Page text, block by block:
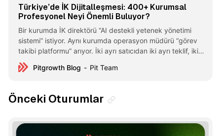
Türkiye’de İK Dijitalleşmesi: 400+ Kurumsal
Profesyonel Neyi Önemli Buluyor?
Bir kurumda İK direktörü “AI destekli yetenek yönetimi
sistemi” istiyor. Aynı kurumda operasyon müdürü “görev
takibi platformu” arıyor. İki ayrı satıcıdan iki ayrı teklif, iki
ayrı bütçe, iki ayrı pilot uygulama. Bu manzara Türkiye’de
bir istisna değil. 400+ kurumsal profesyonelin verisinde bu
Pitgrowth Blog Pit Team
Önceki Oturumlar